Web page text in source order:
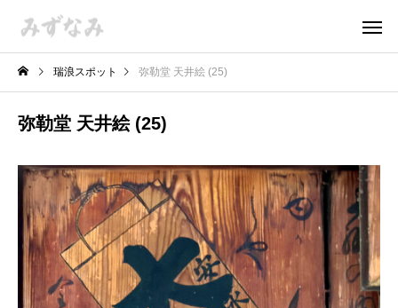
瑞浪スポット 弥勒堂 天井絵 (25)
弥勒堂 天井絵 (25)